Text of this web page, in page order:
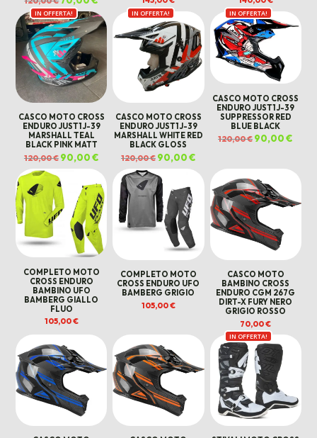
prezzo
originale
era:
120,00 €.
attuale
è:
70,00 €.
IN OFFERTA!
CASCO MOTO CROSS
ENDURO JUST1 J-39
MARSHALL TEAL
BLACK PINK MATT
120,00€ Il
prezzo
originale
era:
120,00 €.
90,00€Il
prezzo
attuale
è:
90,00 €.
IN OFFERTA!
CASCO MOTO CROSS
ENDURO JUST1 J-39
MARSHALL WHITE RED
BLACK GLOSS
120,00€ Il
prezzo
originale
era:
120,00 €.
90,00€Il
prezzo
attuale
è:
90,00 €.
IN OFFERTA!
CASCO MOTO CROSS
ENDURO JUST1 J-39
SUPPRESSOR RED
BLUE BLACK
120,00€ Il
prezzo
90,00€
COMPLETO MOTO
CROSS ENDURO
BAMBINO UFO
BAMBERG GIALLO
FLUO
105,00€
COMPLETO MOTO
CROSS ENDURO UFO
BAMBERG GRIGIO
105,00€
CASCO MOTO
BAMBINO CROSS
ENDURO CGM 267G
DIRT-X FURY NERO
GRIGIO ROSSO
70,00€
IN OFFERTA!